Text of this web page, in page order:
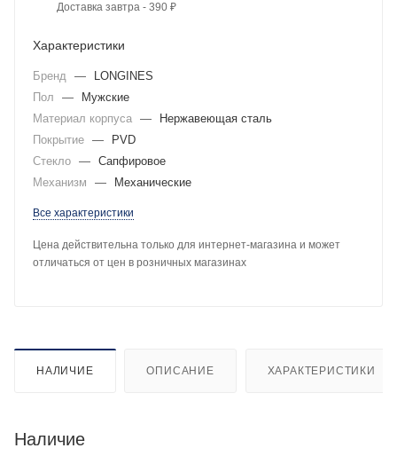
Доставка завтра - 390 ₽
Характеристики
Бренд —
LONGINES
Пол
—
Мужские
Материал корпуса —
Нержавеющая сталь
Покрытие —
PVD
Стекло — Сапфировое
Механизм
— Механические
Все характеристики
Цена действительна только для интернет-магазина и может
отличаться от цен в розничных магазинах
НАЛИЧИЕ ОПИСАНИЕ ХАРАКТЕРИСТИКИ
Наличие